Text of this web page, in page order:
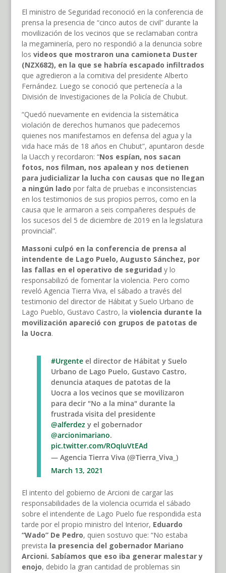
El ministro de Seguridad reconoció en la conferencia de
prensa la presencia de “cinco autos de civil” durante la
movilización de los vecinos que se reclamaban contra
la megaminería, pero no respondió a la denuncia sobre
los videos que mostraron una camioneta Duster
(NZX682), en la que se habría escapado infiltrados
que agredieron a la comitiva del presidente Alberto
Fernández. Luego se conoció que pertenecía a la
División de Investigaciones de la Policía de Chubut.
“Quedó nuevamente en evidencia la sistemática
violación de derechos humanos que padecemos
quienes nos manifestamos en defensa del agua y la
vida hace más de 18 años en Chubut”, apuntaron desde
la Uacch y recordaron: “Nos espían, nos sacan
fotos, nos filman, nos apalean y nos detienen
para judicializar la lucha con causas que no llegan
a ningún lado por falta de pruebas e inconsistencias
en los testimonios de sus propios perros, como en la
causa que le armaron a seis compañeres después de
los sucesos del 5 de diciembre de 2019 en la legislatura
provincial”.
Massoni culpó en la conferencia de prensa al
intendente de Lago Puelo, Augusto Sánchez, por
las fallas en el operativo de seguridad y lo
responsabilizó de fomentar la violencia. Pero como
reveló Agencia Tierra Viva, el sábado a través del
testimonio del director de Hábitat y Suelo Urbano de
Lago Pueblo, Gustavo Castro, la violencia durante la
movilización apareció con grupos de patotas de
la Uocra.
#Urgenteel director de Hábitat y Suelo
Urbano de Lago Puelo, Gustavo Castro,
denuncia ataques de patotas de la
Uocra a los vecinos que se movilizaron
para decir "No a la mina" durante la
frustrada visita del presidente
@alferdezy el gobernador
@arcionimariano.
pic.twitter.com/ROqIuVtEAd
— Agencia Tierra Viva (@Tierra_Viva_)
March 13, 2021
El intento del gobierno de Arcioni de cargar las
responsabilidades de la violencia ocurrida el sábado
sobre el intendente de Lago Puelo fue respondida esta
tarde por el propio ministro del Interior, Eduardo
“Wado” De Pedro, quien sostuvo que: “No estaba
prevista la presencia del gobernador Mariano
Arcioni. Sabíamos que eso iba generar malestar y
enojo, debido la gran cantidad de problemas sin